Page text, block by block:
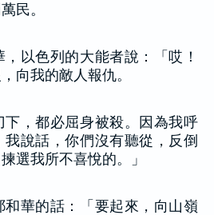
民。
以色列的大能者說：「哎！
向我的敵人報仇。
，都必屈身被殺。因為我呼
說話，你們沒有聽從，反倒
選我所不喜悅的。」
和華的話：「要起來，向山嶺